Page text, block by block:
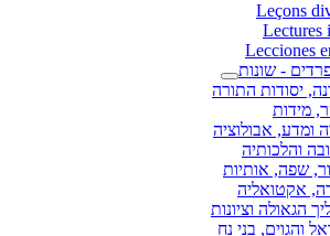
Leçons
Lectures
Lecciones
- שונות
יסודות התורה
מידות
ומדע, אבולוציה
והלכותיה
שפה, אותיות
אקטואליה
הגאולה וציונות
והגוים, בני נח